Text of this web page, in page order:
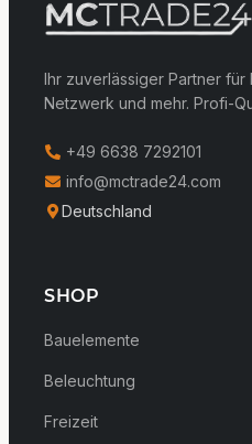
Ihr zuverlässiger Partner für
Netzwerk und mehr. Profi-
+49 6638 7292101
info@mctrade24.com
Deutschland
SHOP
Bauelemente
Beleuchtung
Freizeit